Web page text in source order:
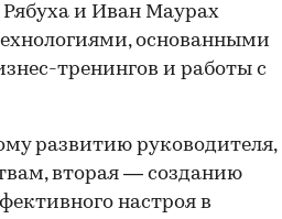
и Иван Маурах
основанными
тренингов и работы с
развитию руководителя,
вторая — созданию
настроя в